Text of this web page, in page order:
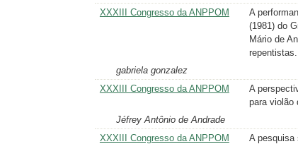
XXXIII Congresso da ANPPOM
A
(1981) do
Mário de
repentistas.
gabriela gonzalez
XXXIII Congresso da ANPPOM
A
para violão
Jéfrey Antônio de Andrade
XXXIII Congresso da ANPPOM
A pesquisa